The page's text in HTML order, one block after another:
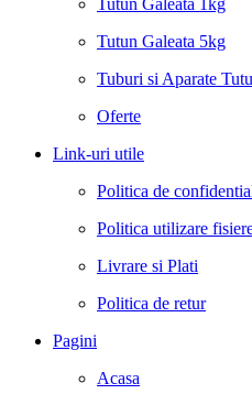
Tutun Galeata 1kg
Tutun Galeata 5kg
Tuburi si Aparate
Oferte
Link-uri utile
Politica de
Politica utilizare
Livrare si Plati
Politica de retur
Pagini
Acasa